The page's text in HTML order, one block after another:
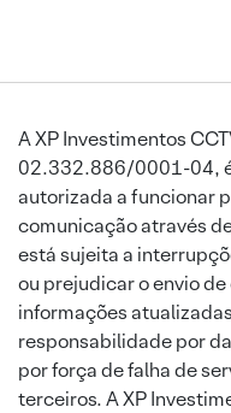
A XP Investimentos
02.332.886/0001-04,
autorizada a funcionar
comunicação através
está sujeita a
ou prejudicar o envio
informações
responsabilidade por
por força de falha de
terceiros. A XP